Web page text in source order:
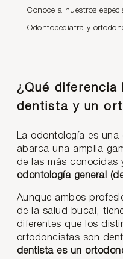
Conoce a nuestros
Odontopediatra y
¿Qué diferencia
dentista y un
La odontología es
abarca una amplia
de las más conocidas
odontología general
Aunque ambos
de la salud bucal,
diferentes que los
ortodoncistas son
dentista es un